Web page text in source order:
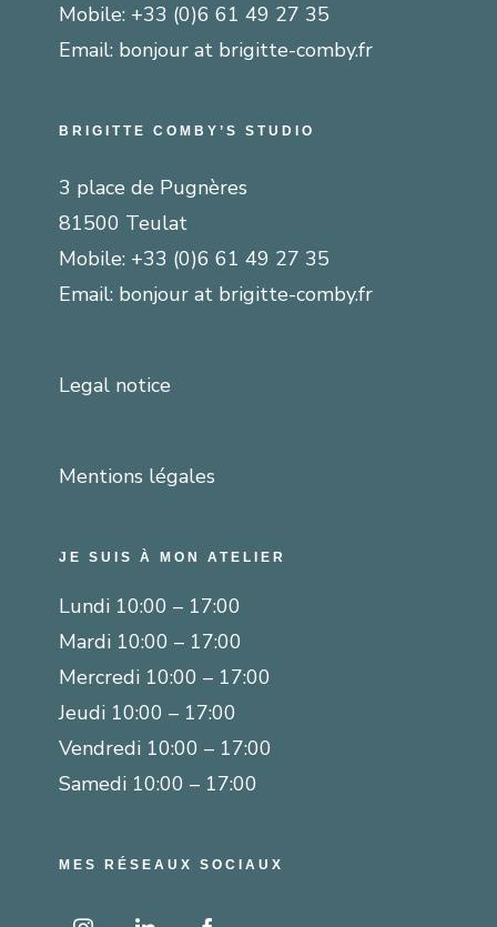
Mobile: +33 (0)6 61 49 27 35
Email: bonjour at brigitte-comby.fr
BRIGITTE COMBY’S STUDIO
3 place de Pugnères
81500 Teulat
Mobile: +33 (0)6 61 49 27 35
Email: bonjour at brigitte-comby.fr
Legal notice
Mentions légales
JE SUIS À MON ATELIER
Lundi 10:00 – 17:00
Mardi 10:00 – 17:00
Mercredi 10:00 – 17:00
Jeudi 10:00 – 17:00
Vendredi 10:00 – 17:00
Samedi 10:00 – 17:00
MES RÉSEAUX SOCIAUX